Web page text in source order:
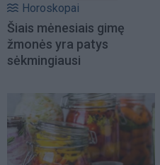
Horoskopai
Šiais mėnesiais gimę
žmonės yra patys
sėkmingiausi